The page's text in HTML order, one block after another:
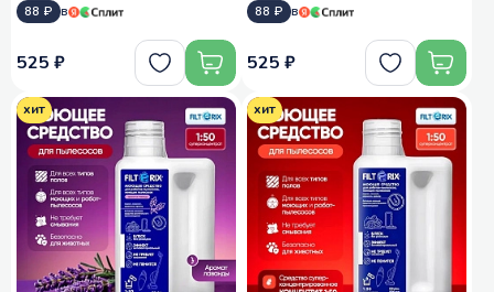
88 ₽ в
525 ₽
88 ₽ в
525 ₽
хит хит